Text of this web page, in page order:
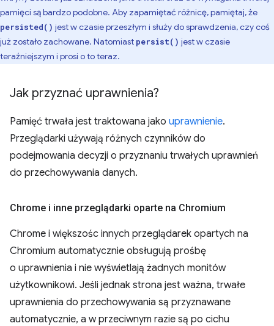
pamięci są bardzo podobne. Aby zapamiętać różnicę, pamiętaj, że
persisted() jest w czasie przeszłym i służy do sprawdzenia, czy coś
już zostało zachowane. Natomiast persist() jest w czasie
teraźniejszym i prosi o to teraz.
Jak przyznać uprawnienia?
Pamięć trwała jest traktowana jako uprawnienie.
Przeglądarki używają różnych czynników do
podejmowania decyzji o przyznaniu trwałych uprawnień
do przechowywania danych.
Chrome i inne przeglądarki oparte na Chromium
Chrome i większośc innych przeglądarek opartych na
Chromium automatycznie obsługują prośbę
o uprawnienia i nie wyświetlają żadnych monitów
użytkownikowi. Jeśli jednak strona jest ważna, trwałe
uprawnienia do przechowywania są przyznawane
automatycznie, a w przeciwnym razie są po cichu